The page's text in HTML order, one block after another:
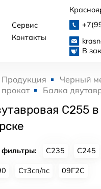
Сервис
Контакты
В
Продукция
Черный
Балка
С255 в
С235 С245
Ст3сп/пс 09Г2С